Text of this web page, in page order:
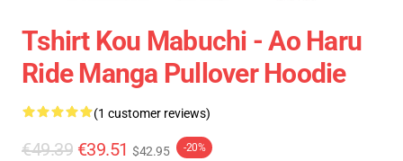
Tshirt Kou Mabuchi - Ao Haru
Ride Manga Pullover Hoodie
(1 customer reviews)
€49.39 €39.51 $42.95 -20%